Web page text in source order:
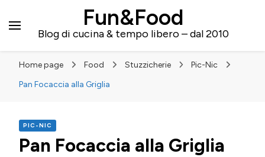
Fun&Food
Blog di cucina & tempo libero – dal 2010
Home page Food Stuzzicherie
Pic-Nic
Pan Focaccia alla Griglia
PIC-NIC
Pan Focaccia alla Griglia